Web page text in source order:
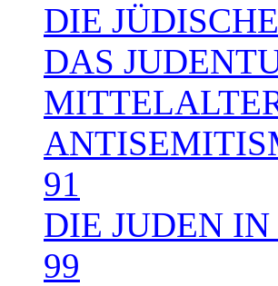
DIE
DAS
91
DIE JUDEN
99